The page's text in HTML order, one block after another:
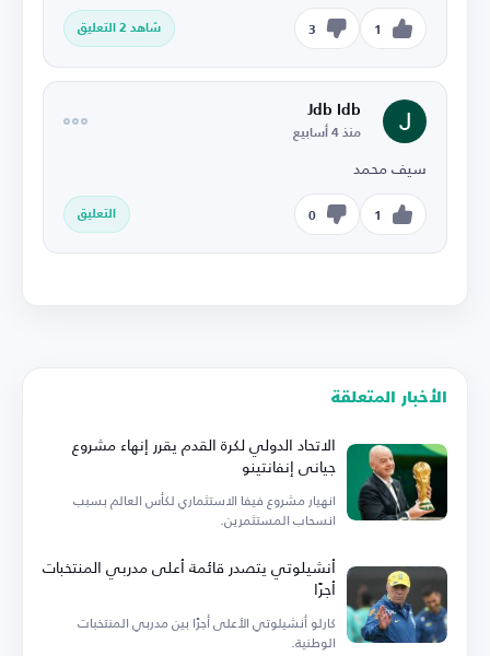
1
3 شاهد 2 التعليق
Jdb Idb
منذ 4 أسابيع
سيف محمد
1
0 التعليق
الأخبار المتعلقة
الاتحاد الدولي لكرة القدم يقرر إنهاء مشروع
جياني إنفانتينو
انهيار مشروع فيفا الاستثماري لكأس العالم بسبب
انسحاب المستثمرين.
أنشيلوتي يتصدر قائمة أعلى مدربي المنتخبات
أجرًا
كارلو أنشيلوتي الأعلى أجرًا بين مدربي المنتخبات
الوطنية.